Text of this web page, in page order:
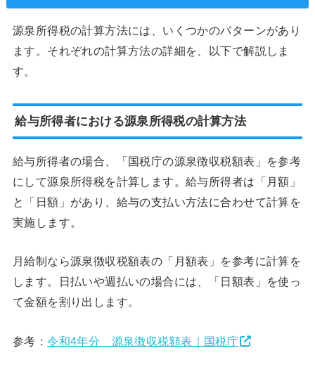
源泉所得税の計算方法には、いくつかのパターンがあり
ます。それぞれの計算方法の詳細を、以下で解説しま
す。
給与所得者における源泉所得税の計算方法
給与所得者の場合、「国税庁の源泉徴収税額表」を参考
にして源泉所得税を計算します。給与所得者は「月額」
と「日額」があり、給与の支払い方法に合わせて計算を
実施します。
月給制なら源泉徴収税額表の「月額表」を参考に計算を
します。日払いや週払いの場合には、「日額表」を使っ
て金額を割り出します。
参考：令和4年分 源泉徴収税額表｜国税庁